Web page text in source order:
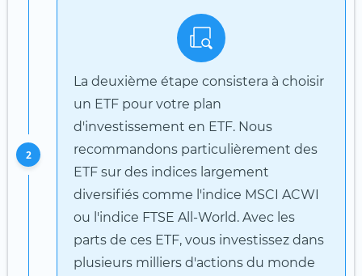
2
La deuxième étape consistera à choisir
un ETF pour votre plan
d'investissement en ETF. Nous
recommandons particulièrement des
ETF sur des indices largement
diversifiés comme l'indice MSCI ACWI
ou l'indice FTSE All-World. Avec les
parts de ces ETF, vous investissez dans
plusieurs milliers d'actions du monde